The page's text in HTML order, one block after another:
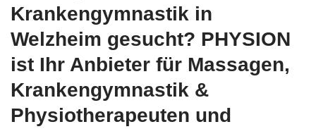
Krankengymnastik in
Welzheim gesucht? PHYSION
ist Ihr Anbieter für Massagen,
Krankengymnastik &
Physiotherapeuten und